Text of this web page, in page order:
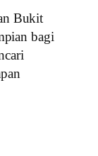
Bukit
bagi